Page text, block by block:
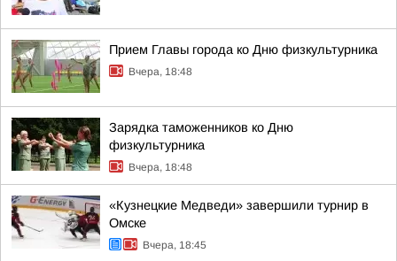
Прием Главы города ко Дню физкультурника
Вчера, 18:48
Зарядка таможенников ко Дню
физкультурника
Вчера, 18:48
«Кузнецкие Медведи» завершили турнир в
Омске
Вчера, 18:45